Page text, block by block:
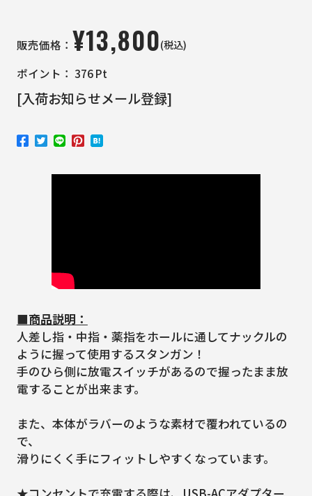
販売価格： ¥13,800(税込)
ポイント： 376Pt
[入荷お知らせメール登録]
■商品説明：
人差し指・中指・薬指をホールに通してナックルの
ように握って使用するスタンガン！
手のひら側に放電スイッチがあるので握ったまま放
電することが出来ます。
また、本体がラバーのような素材で覆われているの
で、
滑りにくく手にフィットしやすくなっています。